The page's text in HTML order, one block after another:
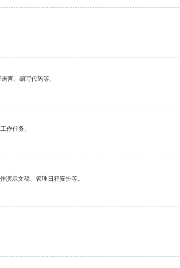
言、编写代码等。
作任务。
演示文稿、管理日程安排等。